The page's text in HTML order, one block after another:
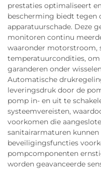
prestaties optimaliseert
bescherming biedt tegen
apparatuurschade. Deze
monitoren continu
waaronder motorstroom,
temperatuurcondities,
garanderen onder
Automatische
leveringsdruk door de
pomp in- en uit te
systeemvereisten,
voorkomen die
sanitairarmaturen
beveiligingsfuncties
pompcomponenten
worden geavanceerde